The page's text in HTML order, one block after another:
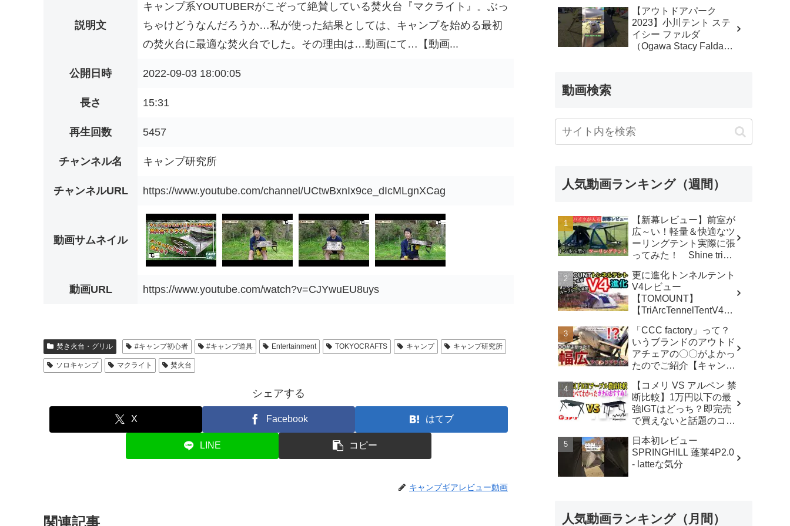
説明文
キャンプ系YOUTUBERがこぞって絶賛している焚火台『マクライト』。ぶっ
ちゃけどうなんだろうか…私が使った結果としては、キャンプを始める最初
の焚火台に最適な焚火台でした。その理由は…動画にて…【動画...
公開日時 2022-09-03 18:00:05
長さ 15:31
再生回数 5457
チャンネル名 キャンプ研究所
チャンネルURL https://www.youtube.com/channel/UCtwBxnIx9ce_dIcMLgnXCag
動画サムネイル
動画URL https://www.youtube.com/watch?v=CJYwuEU8uys
焚き火台・グリル #キャンプ初心者 #キャンプ道具 Entertainment TOKYOCRAFTS キャンプ キャンプ研究所
ソロキャンプ マクライト 焚火台
シェアする
X Facebook はてブ
LINE コピー
キャンプギアレビュー動画
関連記事
ロキャンプで焚き火とラ
ンタン】
【アウトドアパーク
2023】小川テント ステ
イシー ファルダ
（Ogawa Stacy Falda）
動画検索
人気動画ランキング（週間）
【新幕レビュー】前室が
広～い！軽量＆快適なツ
ーリングテント実際に張
ってみた！ Shine trip
な気分
更に進化トンネルテント
V4レビュー
【TOMOUNT】
【TriArcTennelTentV4】
カ】
「CCC factory」って？
いうブランドのアウトド
アチェアの〇〇がよかっ
たのでご紹介【キャンプ
プ
【コメリ VS アルペン 禁
断比較】1万円以下の最
強IGTはどっち？即完売
で買えないと話題のコメ
ー！【アウトドアシステ
ムテーブル VS アルミユ
ニットテーブル】 - ヤミ
日本初レビュー
SPRINGHILL 蓬莱4P2.0
- latteな気分
人気動画ランキング（月間）